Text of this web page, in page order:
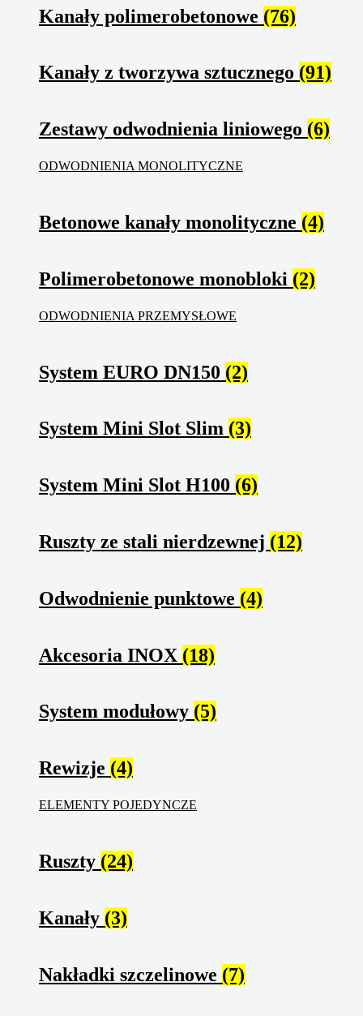
Kanały polimerobetonowe (76)
Kanały z tworzywa sztucznego (91)
Zestawy odwodnienia liniowego (6)
ODWODNIENIA MONOLITYCZNE
Betonowe kanały monolityczne (4)
Polimerobetonowe monobloki (2)
ODWODNIENIA PRZEMYSŁOWE
System EURO DN150 (2)
System Mini Slot Slim (3)
System Mini Slot H100 (6)
Ruszty ze stali nierdzewnej (12)
Odwodnienie punktowe (4)
Akcesoria INOX (18)
System modułowy (5)
Rewizje (4)
ELEMENTY POJEDYNCZE
Ruszty (24)
Kanały (3)
Nakładki szczelinowe (7)